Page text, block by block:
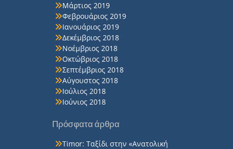
Μάρτιος 2019
Φεβρουάριος 2019
Ιανουάριος 2019
Δεκέμβριος 2018
Νοέμβριος 2018
Οκτώβριος 2018
Σεπτέμβριος 2018
Αύγουστος 2018
Ιούλιος 2018
Ιούνιος 2018
Πρόσφατα άρθρα
Timor: Ταξίδι στην «Ανατολική